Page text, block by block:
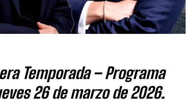
Temporada – Programa
26 de marzo de 2026.